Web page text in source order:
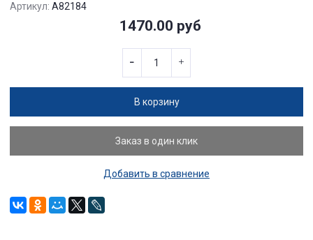
Артикул: A82184
1470.00 руб
В корзину
Заказ в один клик
Добавить в сравнение